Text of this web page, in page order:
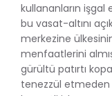
kullananların işgal
bu vasat-altını
merkezine
menfaatlerini
gürültü patırtı
tenezzül etmeden